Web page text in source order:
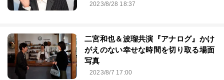
2023/8/28 18:37
二宮和也＆波瑠共演『アナログ』かけ
がえのない幸せな時間を切り取る場面
写真
2023/8/7 17:00